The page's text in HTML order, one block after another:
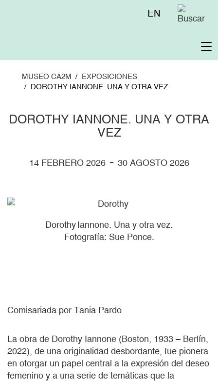
Menú
EN
MUSEO CA2M
EXPOSICIONES
DOROTHY IANNONE. UNA Y OTRA VEZ
DOROTHY IANNONE. UNA Y OTRA
VEZ
14 FEBRERO 2026- 30 AGOSTO 2026
Dorothy Iannone. Una y otra vez.
Fotografía: Sue Ponce.
Comisariada por Tania Pardo
La obra de Dorothy Iannone (Boston, 1933 – Berlín,
2022), de una originalidad desbordante, fue pionera
en otorgar un papel central a la expresión del deseo
femenino y a una serie de temáticas que la